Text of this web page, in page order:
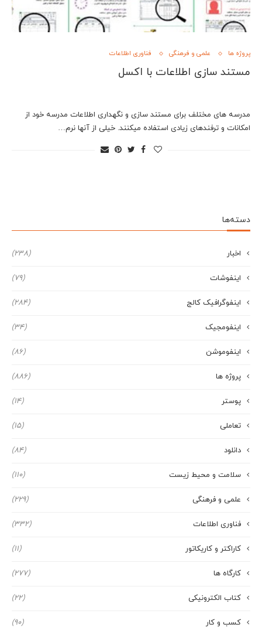
پروژه ها علمی و فرهنگی فناوری اطلاعات
مستند سازی اطلاعات با اکسل
مدرسه های مختلف برای مستند سازی و نگهداری اطلاعات مدرسه خود از
امکانات و ترفندهای زیادی استفاده میکنند. خیلی از آنها نرم…
دسته‌ها
اخبار (238)
اینفوشات (79)
اینفوگرافیک کالج (284)
اینفومجیک (34)
اینفوموشن (86)
پروژه ها (886)
پوستر (14)
تعاملی (15)
دانلود (84)
سلامت و محیط زیست (110)
علمی و فرهنگی (229)
فناوری اطلاعات (332)
کاراکتر و کاریکاتور (11)
کارگاه ها (277)
کتاب الکترونیکی (22)
کسب و کار (90)